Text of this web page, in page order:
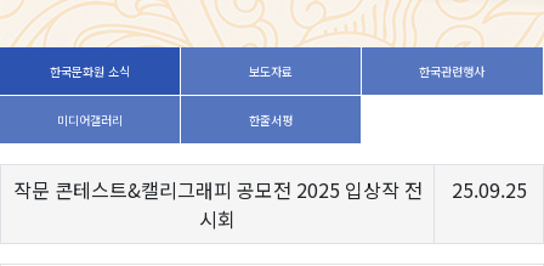
한국문화원 소식 보도자료 한국관련행사
미디어갤러리 한줄서평
작문 콘테스트&캘리그래피 공모전 2025 입상작 전
시회
25.09.25